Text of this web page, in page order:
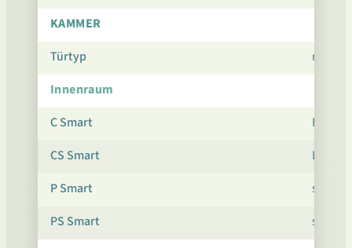
KAMMER
Türtyp
Innenraum
C Smart
CS Smart
P Smart
PS Smart